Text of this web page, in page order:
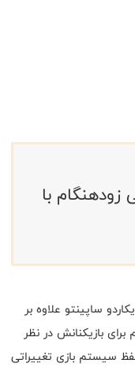
با
ساپینتو علاوه بر
بازیکنانش در نظر
سیستم بازی تغییراتی